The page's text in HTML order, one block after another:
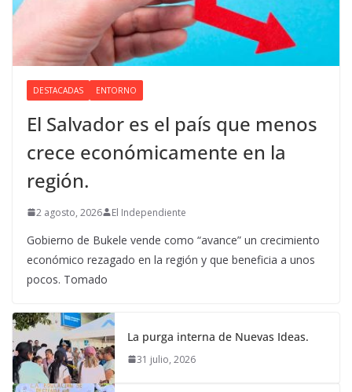
DESTACADAS ENTORNO
El Salvador es el país que menos
crece económicamente en la
región.
2 agosto, 2026 El Independiente
Gobierno de Bukele vende como “avance” un crecimiento
económico rezagado en la región y que beneficia a unos
pocos. Tomado
La purga interna de Nuevas Ideas.
31 julio, 2026